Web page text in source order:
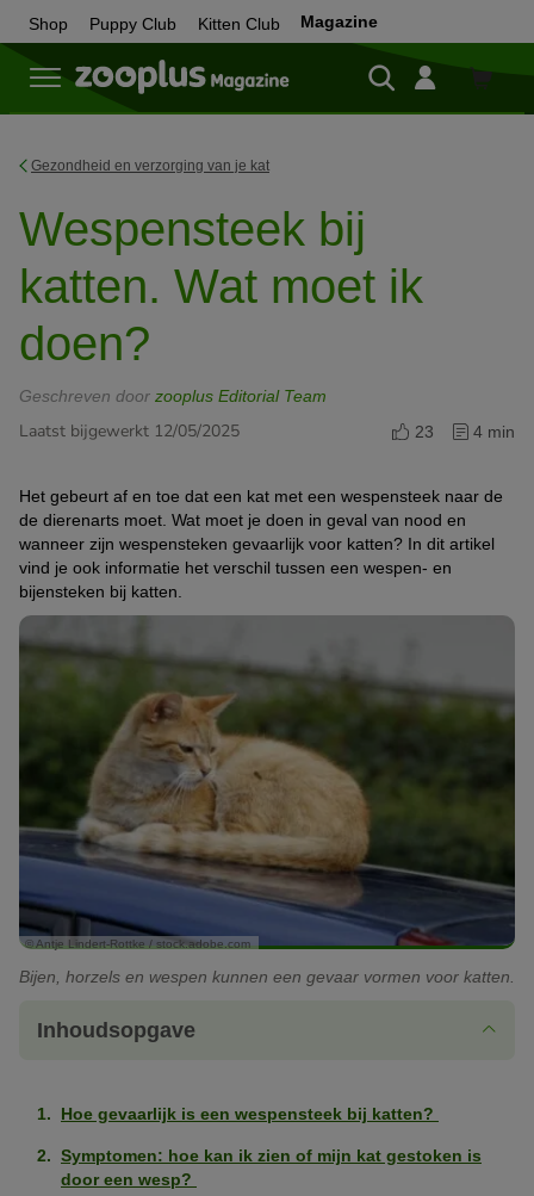
Shop Puppy Club Kitten Club Magazine
Shop
Gezondheid en verzorging van je kat
Wespensteek bij
katten. Wat moet ik
doen?
Geschreven door zooplus Editorial Team
Laatst bijgewerkt 12/05/2025 23 4 min
Het gebeurt af en toe dat een kat met een wespensteek naar de
de dierenarts moet. Wat moet je doen in geval van nood en
wanneer zijn wespensteken gevaarlijk voor katten? In dit artikel
vind je ook informatie het verschil tussen een wespen- en
bijensteken bij katten.
© Antje Lindert-Rottke / stock.adobe.com
Bijen, horzels en wespen kunnen een gevaar vormen voor katten.
Inhoudsopgave
Hoe gevaarlijk is een wespensteek bij katten?
Symptomen: hoe kan ik zien of mijn kat gestoken is
door een wesp?